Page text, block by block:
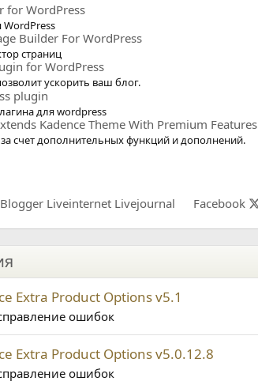
for WordPress
WordPress
Builder For WordPress
страниц
for WordPress
ускорить ваш блог.
plugin
для wordpress
Kadence Theme With Premium Features
счет дополнительных функций и дополнений.
Blogger Liveinternet Livejournal Facebook
Extra Product Options v5.1
ошибок
Extra Product Options v5.0.12.8
ошибок